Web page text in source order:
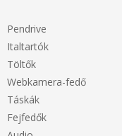
Pendrive
Italtartók
Töltők
Webkamera-fedő
Táskák
Fejfedők